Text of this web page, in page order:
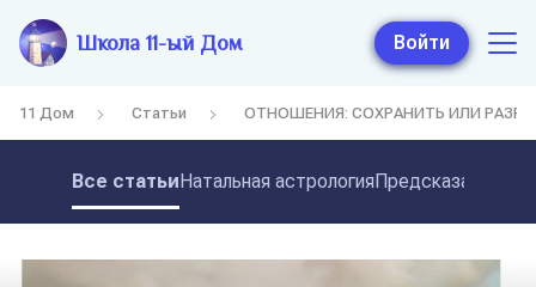
Школа 11-ый Дом Войти
11 Дом Статьи ОТНОШЕНИЯ: СОХРАНИТЬ ИЛИ
Все статьиНатальная астрология